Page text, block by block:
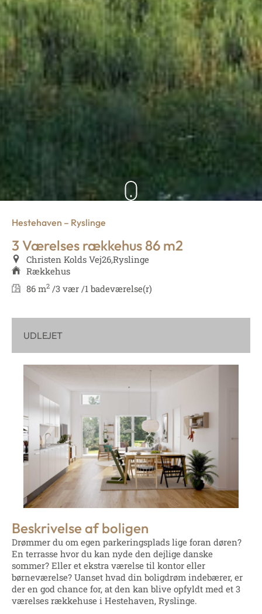
Hestehaven – Ryslinge
3 Værelses rækkehus 86 m2
Christen Kolds Vej26,Ryslinge
Rækkehus
86 m2 /3 vær /1 badeværelse(r)
UDLEJET
Beskrivelse af boligen
Drømmer du om egen parkeringsplads lige foran døren?
En terrasse hvor du kan nyde den dejlige danske
sommer? Eller et ekstra værelse til kontor eller
børneværelse? Uanset hvad din boligdrøm indebærer, er
der en god chance for, at den kan blive opfyldt med et 3
værelses rækkehuse i Hestehaven, Ryslinge.